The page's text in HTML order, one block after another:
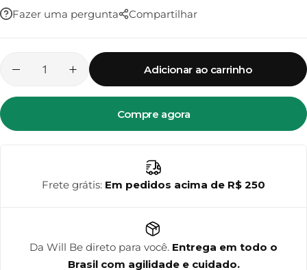
Fazer uma pergunta Compartilhar
Adicionar ao carrinho
Compre agora
Frete grátis: Em pedidos acima de R$ 250
Da Will Be direto para você. Entrega em todo o
Brasil com agilidade e cuidado.